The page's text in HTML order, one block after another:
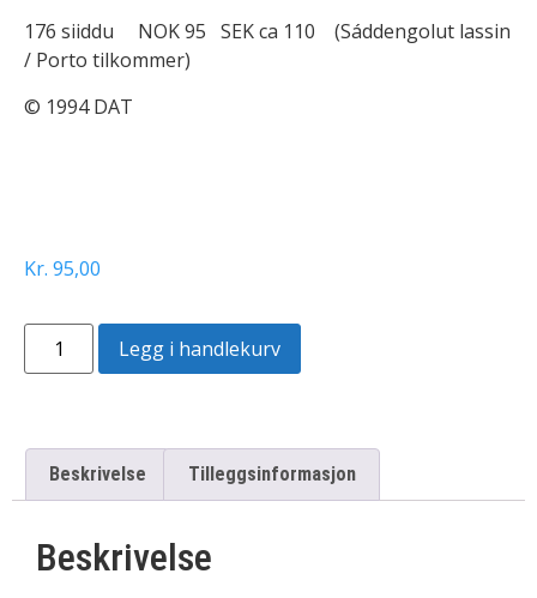
176 siiddu NOK 95 SEK ca 110 (Sáddengolut lassin
/ Porto tilkommer)
© 1994 DAT
Kr 95,00
Legg i handlekurv
Beskrivelse Tilleggsinformasjon
Beskrivelse